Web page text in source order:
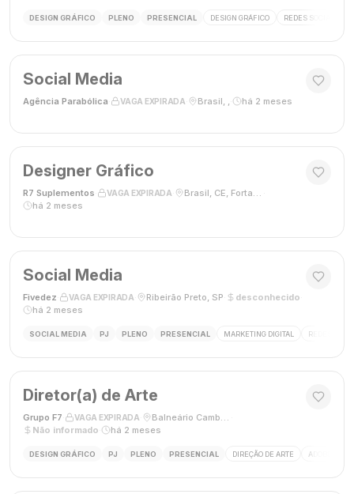
DESIGN GRÁFICO PLENO PRESENCIAL DESIGN GRÁFICO REDES SOCIAIS
Social Media
Agência Parabólica VAGA EXPIRADA Brasil, , há 2 meses
Designer Gráfico
R7 Suplementos VAGA EXPIRADA Brasil, CE, Fortaleza
há 2 meses
Social Media
Fivedez VAGA EXPIRADA Ribeirão Preto, SP desconhecido
há 2 meses
SOCIAL MEDIA PJ PLENO PRESENCIAL MARKETING DIGITAL REDES
Diretor(a) de Arte
Grupo F7 VAGA EXPIRADA Balneário Camboriú, SC, Brasil
Não informado
há 2 meses
DESIGN GRÁFICO PJ PLENO PRESENCIAL DIREÇÃO DE ARTE ADOBE